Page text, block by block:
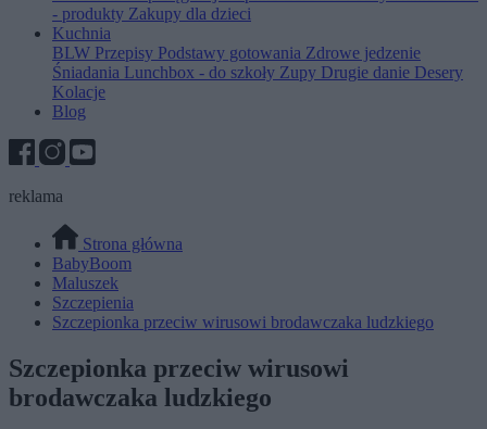
- produkty Zakupy dla dzieci
Kuchnia
BLW Przepisy Podstawy gotowania Zdrowe jedzenie
Śniadania Lunchbox - do szkoły Zupy Drugie danie Desery
Kolacje
Blog
reklama
Strona główna
BabyBoom
Maluszek
Szczepienia
Szczepionka przeciw wirusowi brodawczaka ludzkiego
Szczepionka przeciw wirusowi
brodawczaka ludzkiego